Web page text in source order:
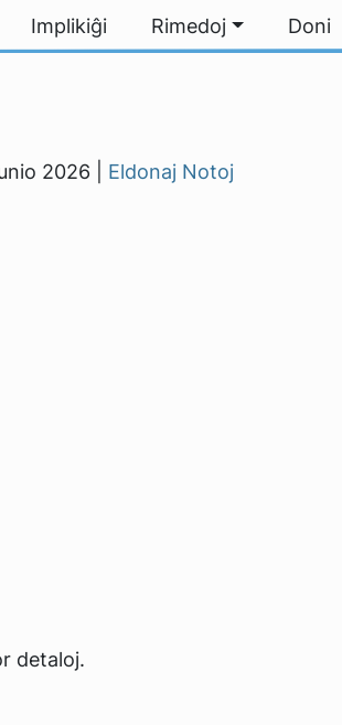
Implikiĝi Rimedoj Doni
2026 | Eldonaj Notoj
detaloj.